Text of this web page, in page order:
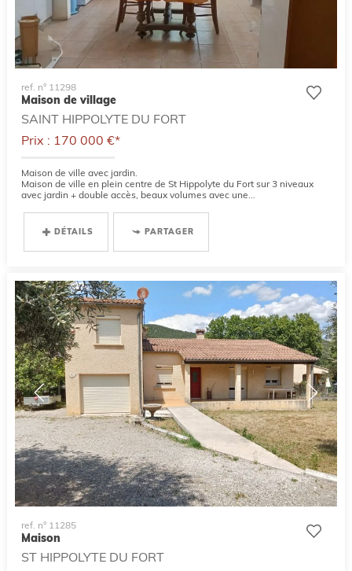
ref. n° 11298
Maison de village
SAINT HIPPOLYTE DU FORT
Prix : 170 000 €*
Maison de ville avec jardin.
Maison de ville en plein centre de St Hippolyte du Fort sur 3 niveaux
avec jardin + double accès, beaux volumes avec une...
DÉTAILS PARTAGER
ref. n° 11285
Maison
ST HIPPOLYTE DU FORT